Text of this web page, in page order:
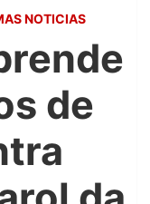
NOTICIAS
de